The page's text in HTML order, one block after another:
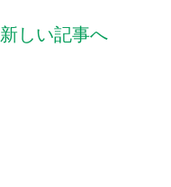
新しい記事へ